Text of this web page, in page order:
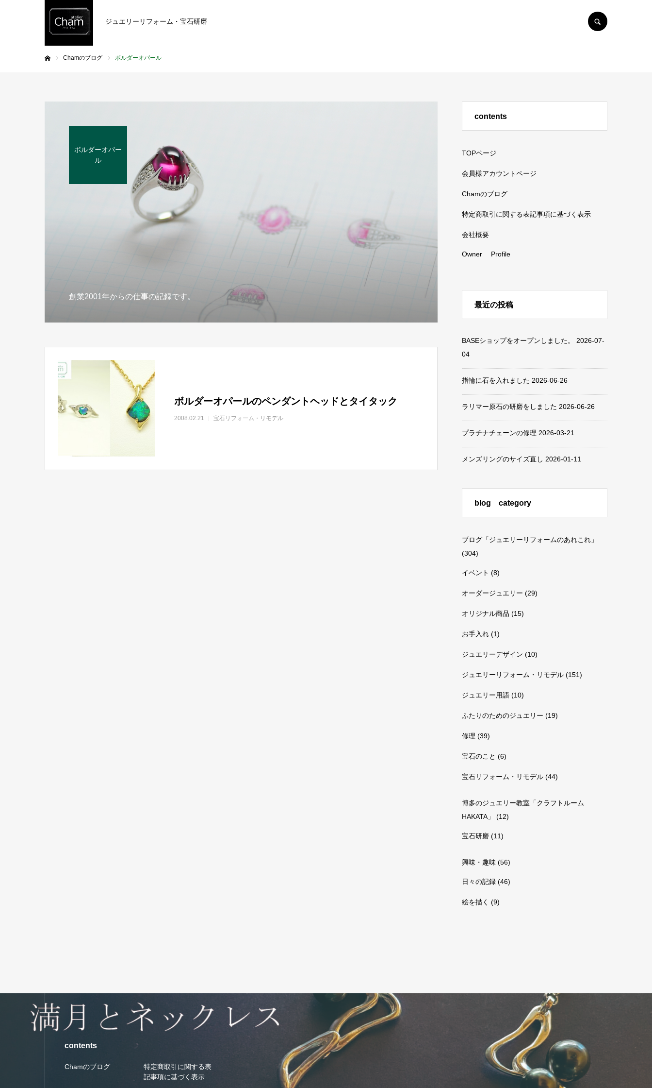
ジュエリーリフォーム・宝石研磨
Chamのブログ ボルダーオパール
ボルダーオパー
ル
創業2001年からの仕事の記録です。
ボルダーオパールのペンダントヘッドとタイタック
2008.02.21 宝石リフォーム・リモデル
contents
TOPページ
会員様アカウントページ
Chamのブログ
特定商取引に関する表記事項に基づく表示
会社概要
Owner Profile
最近の投稿
BASEショップをオープンしました。
2026-07-
04
指輪に石を入れました 2026-06-26
ラリマー原石の研磨をしました 2026-06-26
プラチナチェーンの修理 2026-03-21
メンズリングのサイズ直し 2026-01-11
blog category
ブログ「ジュエリーリフォームのあれこれ」
(304)
イベント (8)
オーダージュエリー (29)
オリジナル商品 (15)
お手入れ (1)
ジュエリーデザイン (10)
ジュエリーリフォーム・リモデル (151)
ジュエリー用語 (10)
ふたりのためのジュエリー (19)
修理 (39)
宝石のこと (6)
宝石リフォーム・リモデル (44)
博多のジュエリー教室「クラフトルーム
HAKATA」
(12)
宝石研磨 (11)
興味・趣味 (56)
日々の記録 (46)
絵を描く (9)
contents
Chamのブログ
特定商取引に関する表
記事項に基づく表示